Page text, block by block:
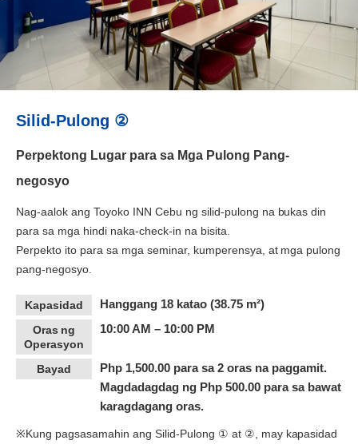
Silid-Pulong ②
Perpektong Lugar para sa Mga Pulong Pang-
negosyo
Nag-aalok ang Toyoko INN Cebu ng silid-pulong na bukas din
para sa mga hindi naka-check-in na bisita.
Perpekto ito para sa mga seminar, kumperensya, at mga pulong
pang-negosyo.
Kapasidad Hanggang 18 katao (38.75 m²)
Oras ng
Operasyon
10:00 AM – 10:00 PM
Bayad
Php 1,500.00 para sa 2 oras na paggamit.
Magdadagdag ng Php 500.00 para sa bawat
karagdagang oras.
※Kung pagsasamahin ang Silid-Pulong ① at ②, may kapasidad